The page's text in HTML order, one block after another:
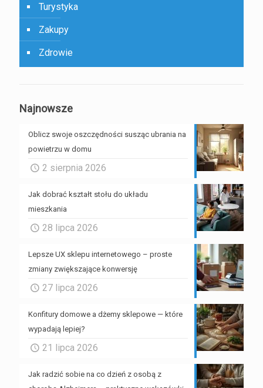
Turystyka
Zakupy
Zdrowie
Najnowsze
Oblicz swoje oszczędności susząc ubrania na
powietrzu w domu
2 sierpnia 2026
Jak dobrać kształt stołu do układu
mieszkania
28 lipca 2026
Lepsze UX sklepu internetowego – proste
zmiany zwiększające konwersję
27 lipca 2026
Konfitury domowe a dżemy sklepowe — które
wypadają lepiej?
21 lipca 2026
Jak radzić sobie na co dzień z osobą z